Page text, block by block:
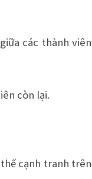
các thành viên
còn lại.
cạnh tranh trên